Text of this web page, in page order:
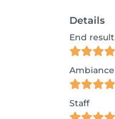
Details
End result
Ambiance
Staff